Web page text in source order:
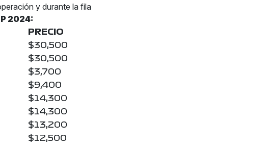
y durante la fila
2024:
PRECIO
$30,500
$30,500
$3,700
$9,400
$14,300
$14,300
$13,200
$12,500